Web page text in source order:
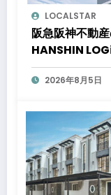
LOCALSTAR
阪急阪神不動
HANSHIN
きる好立地に
タ北伊丹」と
2026年8月5日